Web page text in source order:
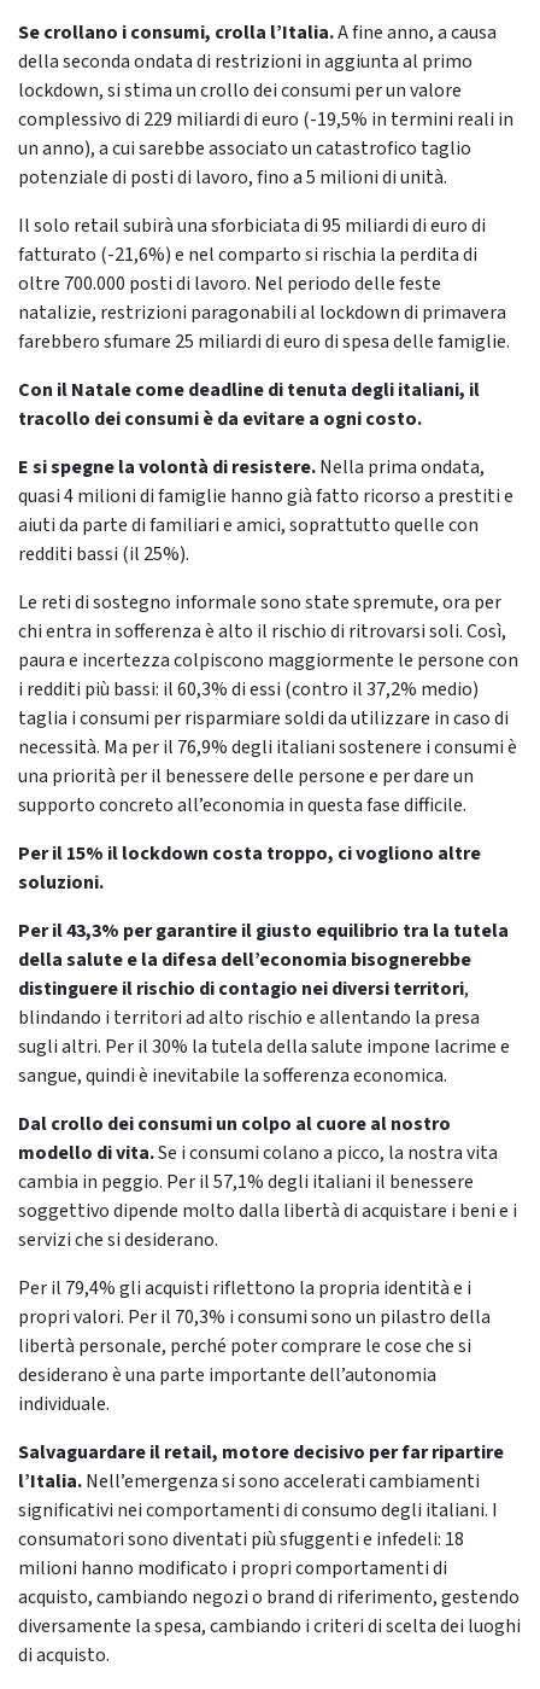
Se crollano i consumi, crolla l’Italia.A fine anno, a causa
della seconda ondata di restrizioni in aggiunta al primo
lockdown, si stima un crollo dei consumi per un valore
complessivo di 229 miliardi di euro (-19,5% in termini reali in
un anno), a cui sarebbe associato un catastrofico taglio
potenziale di posti di lavoro, fino a 5 milioni di unità.
Il solo retail subirà una sforbiciata di 95 miliardi di euro di
fatturato (-21,6%) e nel comparto si rischia la perdita di
oltre 700.000 posti di lavoro. Nel periodo delle feste
natalizie, restrizioni paragonabili al lockdown di primavera
farebbero sfumare 25 miliardi di euro di spesa delle famiglie.
Con il Natale come deadline di tenuta degli italiani, il
tracollo dei consumi è da evitare a ogni costo.
E si spegne la volontà di resistere.Nella prima ondata,
quasi 4 milioni di famiglie hanno già fatto ricorso a prestiti e
aiuti da parte di familiari e amici, soprattutto quelle con
redditi bassi (il 25%).
Le reti di sostegno informale sono state spremute, ora per
chi entra in sofferenza è alto il rischio di ritrovarsi soli. Così,
paura e incertezza colpiscono maggiormente le persone con
i redditi più bassi: il 60,3% di essi (contro il 37,2% medio)
taglia i consumi per risparmiare soldi da utilizzare in caso di
necessità. Ma per il 76,9% degli italiani sostenere i consumi è
una priorità per il benessere delle persone e per dare un
supporto concreto all’economia in questa fase difficile.
Per il 15% il lockdown costa troppo, ci vogliono altre
soluzioni.
Per il 43,3% per garantire il giusto equilibrio tra la tutela
della salute e la difesa dell’economia bisognerebbe
distinguere il rischio di contagio nei diversi territori,
blindando i territori ad alto rischio e allentando la presa
sugli altri. Per il 30% la tutela della salute impone lacrime e
sangue, quindi è inevitabile la sofferenza economica.
Dal crollo dei consumi un colpo al cuore al nostro
modello di vita.Se i consumi colano a picco, la nostra vita
cambia in peggio. Per il 57,1% degli italiani il benessere
soggettivo dipende molto dalla libertà di acquistare i beni e i
servizi che si desiderano.
Per il 79,4% gli acquisti riflettono la propria identità e i
propri valori. Per il 70,3% i consumi sono un pilastro della
libertà personale, perché poter comprare le cose che si
desiderano è una parte importante dell’autonomia
individuale.
Salvaguardare il retail, motore decisivo per far ripartire
l’Italia.Nell’emergenza si sono accelerati cambiamenti
significativi nei comportamenti di consumo degli italiani. I
consumatori sono diventati più sfuggenti e infedeli: 18
milioni hanno modificato i propri comportamenti di
acquisto, cambiando negozi o brand di riferimento, gestendo
diversamente la spesa, cambiando i criteri di scelta dei luoghi
di acquisto.